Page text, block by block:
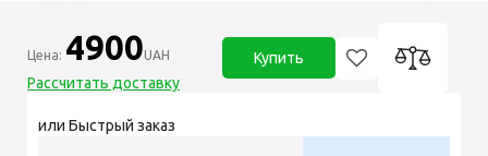
Цена: 4900UAH
Рассчитать доставку
Купить
или Быстрый заказ